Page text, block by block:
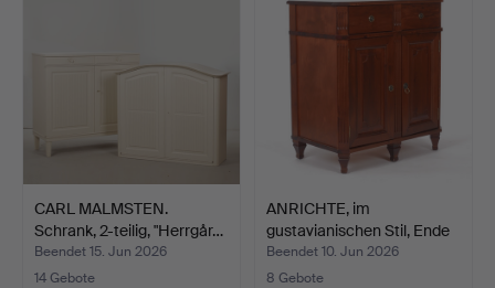
CARL MALMSTEN.
Schrank, 2-teilig, "Herrgår…
Beendet 15. Jun 2026
14 Gebote
ANRICHTE, im
gustavianischen Stil, Ende
de…
Beendet 10. Jun 2026
8 Gebote